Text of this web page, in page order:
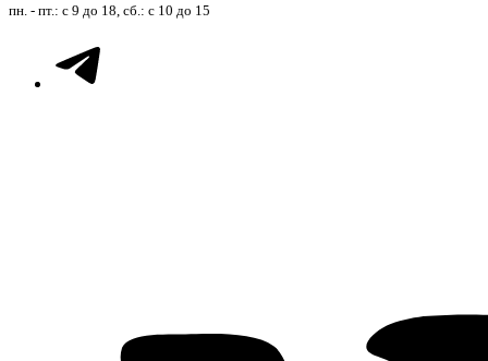
пн. - пт.: с 9 до 18, сб.: с 10 до 15